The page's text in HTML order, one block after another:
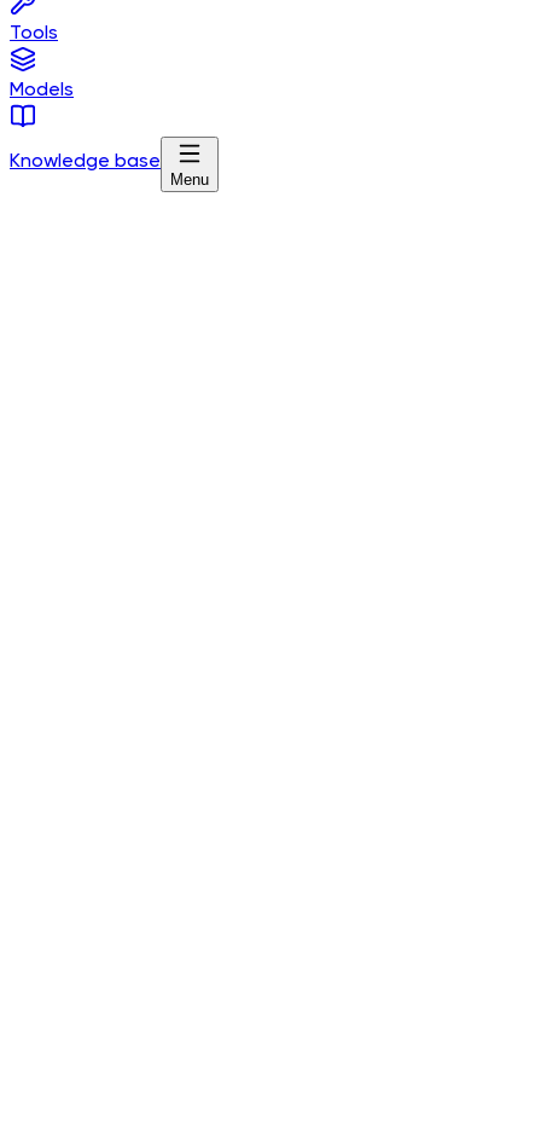
Tools
Models
Knowledge base
Menu